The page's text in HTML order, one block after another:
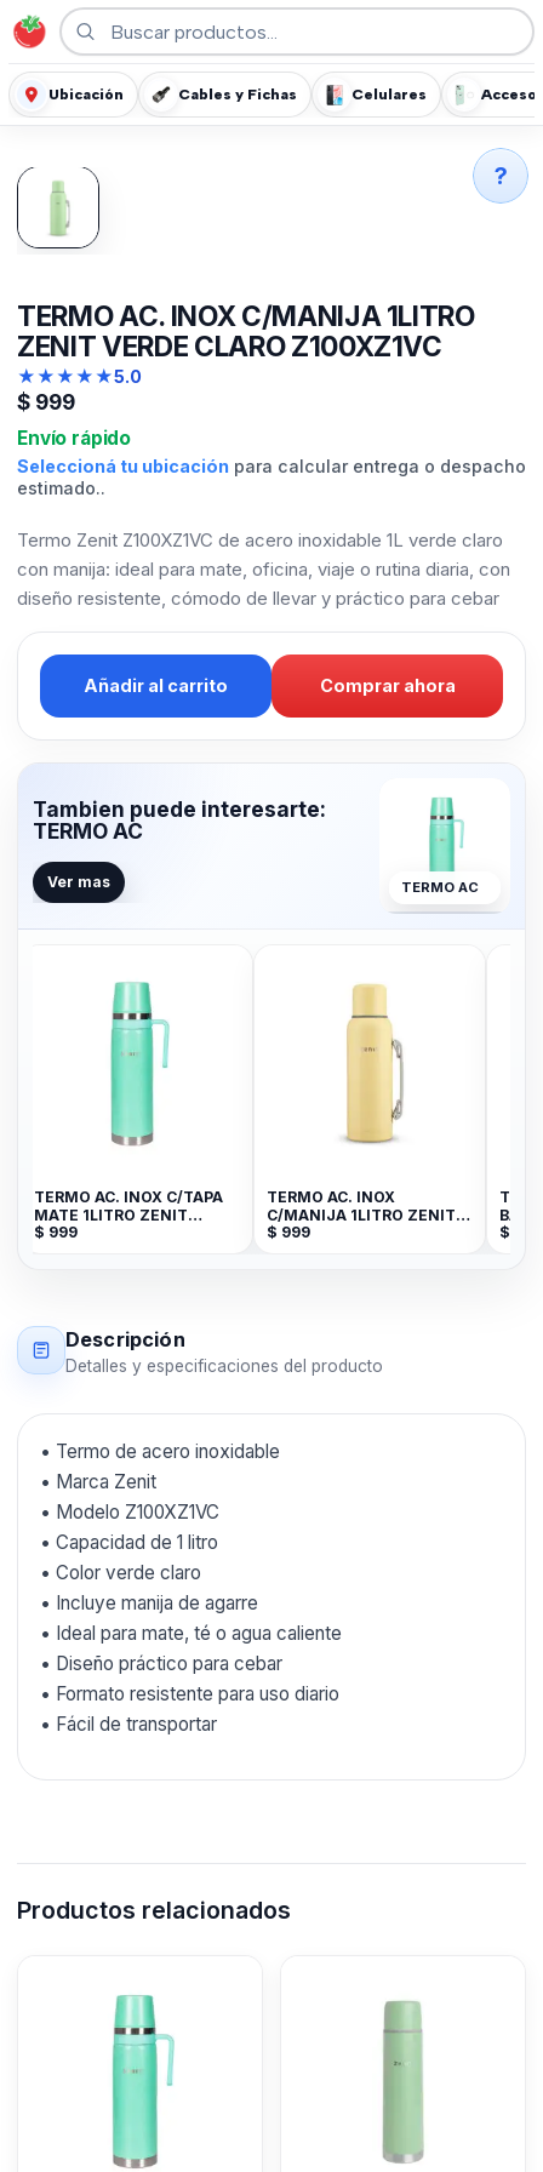
Ubicación Cables y Fichas Celulares
TERMO AC. INOX C/MANIJA 1LITRO
ZENIT VERDE CLARO Z100XZ1VC
★★★★★5.0
$ 999
Envío rápido
Seleccioná tu ubicación para calcular entrega o despacho
estimado..
Termo Zenit Z100XZ1VC de acero inoxidable 1L verde claro
con manija: ideal para mate, oficina, viaje o rutina diaria, con
diseño resistente, cómodo de llevar y práctico para cebar
Añadir al carrito Comprar ahora
Tambien puede interesarte:
TERMO AC
Ver mas TERMO AC
TERMO AC. INOX C/TAPA
MATE 1LITRO ZENIT
VERDE CLARO ZF3VC
$ 999
TERMO AC. INOX
C/MANIJA 1LITRO ZENIT
AMARILLO P Z100XZ1Y
$ 999
BALA
$
Descripción
Detalles y especificaciones del producto
• Termo de acero inoxidable
• Marca Zenit
• Modelo Z100XZ1VC
• Capacidad de 1 litro
• Color verde claro
• Incluye manija de agarre
• Ideal para mate, té o agua caliente
• Diseño práctico para cebar
• Formato resistente para uso diario
• Fácil de transportar
Productos relacionados
?